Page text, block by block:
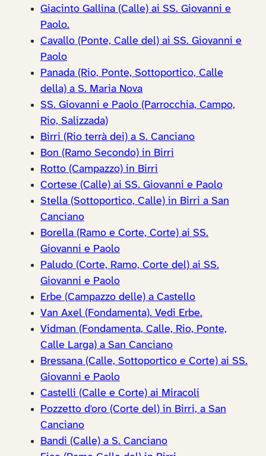
Giacinto Gallina (Calle) ai SS. Giovanni e
Paolo.
Cavallo (Ponte, Calle del) ai SS. Giovanni e
Paolo
Panada (Rio, Ponte, Sottoportico, Calle
della) a S. Maria Nova
SS. Giovanni e Paolo (Parrocchia, Campo,
Rio, Salizzada)
Birri (Rio terrà dei) a S. Canciano
Bon (Ramo Secondo) in Birri
Rotto (Campazzo) in Birri
Cortese (Calle) ai SS. Giovanni e Paolo
Stella (Sottoportico, Calle) in Birri a San
Canciano
Borella (Ramo e Corte, Corte) ai SS.
Giovanni e Paolo
Paludo (Corte, Ramo, Corte del) ai SS.
Giovanni e Paolo
Erbe (Campazzo delle) a Castello
Van Axel (Fondamenta). Vedi Erbe.
Vidman (Fondamenta, Calle, Rio, Ponte,
Calle Larga) a San Canciano
Bressana (Calle, Sottoportico e Corte) ai SS.
Giovanni e Paolo
Castelli (Calle e Corte) ai Miracoli
Pozzetto d'oro (Corte del) in Birri, a San
Canciano
Bandi (Calle) a S. Canciano